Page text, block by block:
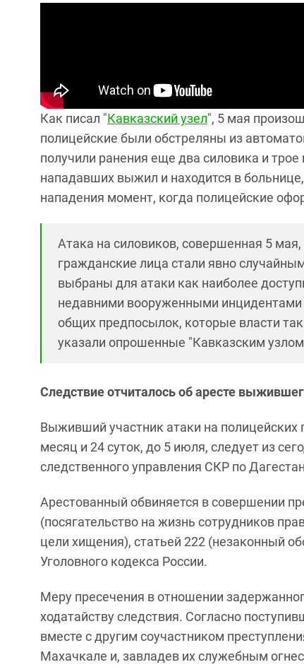
Как писал "Кавказский узел", 5 мая
полицейские были обстреляны из
получили ранения еще два силовика и
нападавших выжил и находится в
нападения момент, когда полицейские
Атака на силовиков, совершенная 5
гражданские лица стали явно
выбраны для атаки как наиболее
недавними вооруженными инцидентами
общих предпосылок, которые власти
указали опрошенные "Кавказским
Следствие отчиталось об аресте
Выживший участник атаки на полицейских
месяц и 24 суток, до 5 июля, следует из
следственного управления СКР по
Арестованный обвиняется в совершении
(посягательство на жизнь сотрудников
цели хищения), статьей 222 (незаконный
Уголовного кодекса России.
Меру пресечения в отношении
ходатайству следствия. Согласно
вместе с другим соучастником
Махачкале и, завладев их служебным